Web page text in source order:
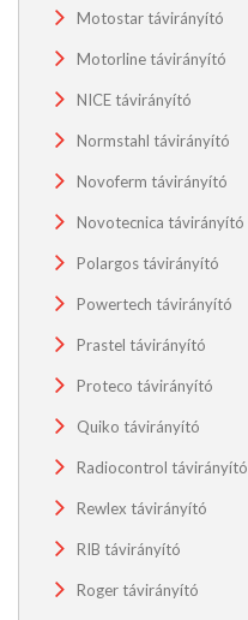
Motostar távirányító
Motorline távirányító
NICE távirányító
Normstahl távirányító
Novoferm távirányító
Novotecnica távirányító
Polargos távirányító
Powertech távirányító
Prastel távirányító
Proteco távirányító
Quiko távirányító
Radiocontrol távirányító
Rewlex távirányító
RIB távirányító
Roger távirányító